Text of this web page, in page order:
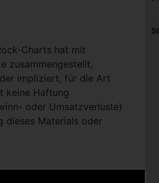
Charts hat mit
zusammengestellt,
impliziert, für die Art
keine Haftung
oder Umsatzverluste)
dieses Materials oder